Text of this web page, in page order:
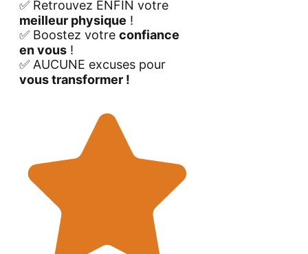
✅️ Retrouvez ENFIN votre
meilleur physique !
✅️ Boostez votre confiance
en vous !
✅️ AUCUNE excuses pour
vous transformer !